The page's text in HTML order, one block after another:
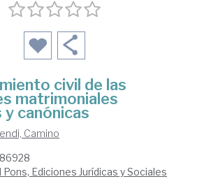
civil de las
matrimoniales
canónicas
Camino
Pons, Ediciones Jurídicas y Sociales